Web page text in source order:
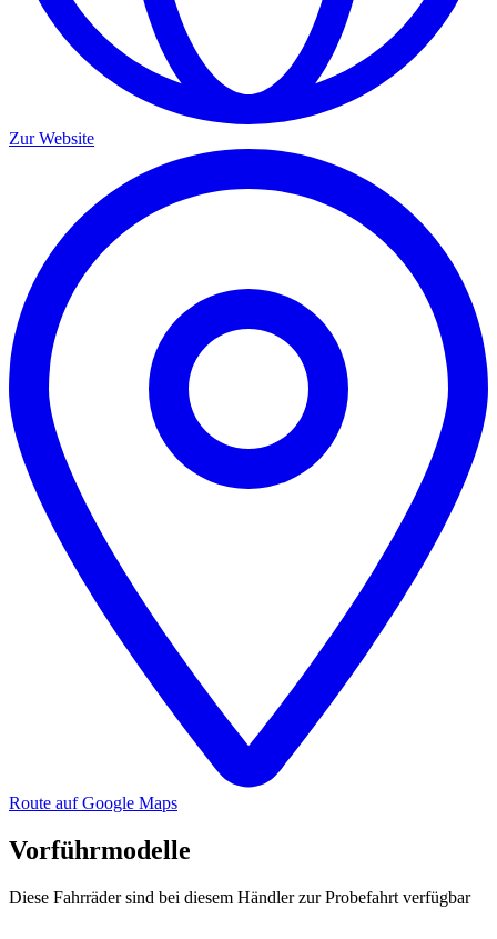
Zur Website
Route auf Google Maps
Vorführmodelle
Diese Fahrräder sind bei diesem Händler zur Probefahrt verfügbar